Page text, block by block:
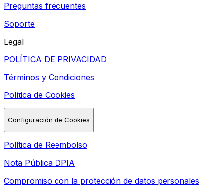
Preguntas frecuentes
Soporte
Legal
POLÍTICA DE PRIVACIDAD
Términos y Condiciones
Política de Cookies
Configuración de Cookies
Política de Reembolso
Nota Pública DPIA
Compromiso con la protección de datos personales